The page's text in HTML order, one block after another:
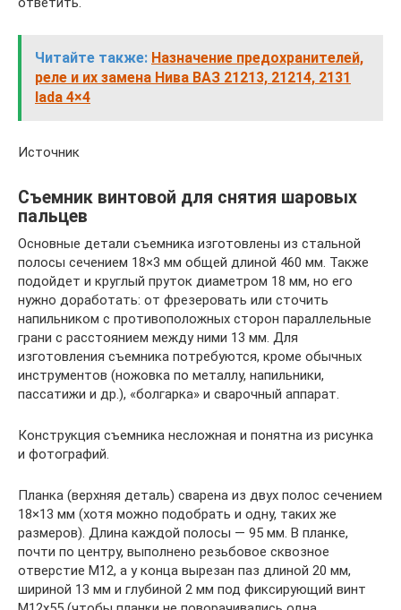
Читайте также: Назначение предохранителей,
реле и их замена Нива ВАЗ 21213, 21214, 2131
lada 4×4
Источник
Съемник винтовой для снятия шаровых
пальцев
Основные детали съемника изготовлены из стальной
полосы сечением 18×3 мм общей длиной 460 мм. Также
подойдет и круглый пруток диаметром 18 мм, но его
нужно доработать: от фрезеровать или сточить
напильником с противоположных сторон параллельные
грани с расстоянием между ними 13 мм. Для
изготовления съемника потребуются, кроме обычных
инструментов (ножовка по металлу, напильники,
пассатижи и др.), «болгарка» и сварочный аппарат.
Конструкция съемника несложная и понятна из рисунка
и фотографий.
Планка (верхняя деталь) сварена из двух полос сечением
18×13 мм (хотя можно подобрать и одну, таких же
размеров). Длина каждой полосы — 95 мм. В планке,
почти по центру, выполнено резьбовое сквозное
отверстие М12, а у конца вырезан паз длиной 20 мм,
шириной 13 мм и глубиной 2 мм под фиксирующий винт